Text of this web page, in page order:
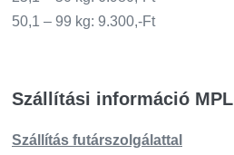
50,1 – 99 kg: 9.300,-Ft
Szállítási információ MPL
Szállítás futárszo lgálattal